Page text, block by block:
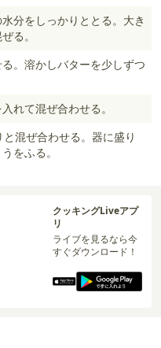
分をしっかりととる。大き
る。
。溶かしバターを少しずつ
れて混ぜ合わせる。
混ぜ合わせる。器に盛り
をふる。
クッキングLiveアプ
リ
ライブを見るなら今
すぐダウンロード！